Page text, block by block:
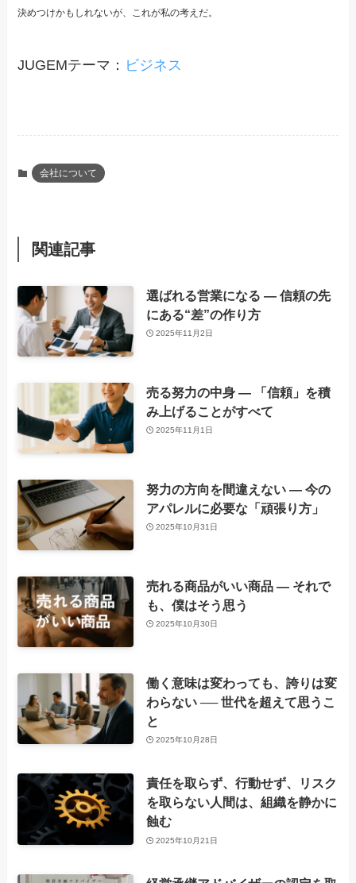
決めつけかもしれないが、これが私の考えだ。
JUGEMテーマ： ビジネス
会社について
関連記事
選ばれる営業になる ― 信頼の先
にある“差”の作り方
2025年11月2日
売る努力の中身 ― 「信頼」を積
み上げることがすべて
2025年11月1日
努力の方向を間違えない ― 今の
アパレルに必要な「頑張り方」
2025年10月31日
売れる商品がいい商品 ― それで
も、僕はそう思う
2025年10月30日
働く意味は変わっても、誇りは変
わらない ── 世代を超えて思うこ
と
2025年10月28日
責任を取らず、行動せず、リスク
を取らない人間は、組織を静かに
蝕む
2025年10月21日